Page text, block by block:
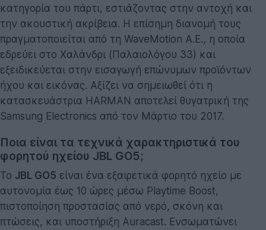
κατηγορία του πάρτι, εστιάζοντας στην αντοχή και
την ακουστική ακρίβεια. Η επίσημη διανομή τους
πραγματοποιείται από τη WaveMotion Α.Ε., η οποία
εδρεύει στο Χαλάνδρι (Παλαιολόγου 33) και
εξειδικεύεται στην εισαγωγή επώνυμων προϊόντων
ήχου και εικόνας. Αξίζει να σημειωθεί ότι η
κατασκευάστρια HARMAN αποτελεί θυγατρική της
Samsung Electronics από τον Μάρτιο του 2017.
Ποια είναι τα τεχνικά χαρακτηριστικά του
φορητού ηχείου JBL GO5;
Το JBL GO5 είναι ένα εξαιρετικά φορητό ηχείο με
αυτονομία έως 10 ώρες μέσω Playtime Boost,
πιστοποίηση προστασίας από νερό, σκόνη και
πτώσεις, και υποστήριξη Auracast. Ενσωματώνει